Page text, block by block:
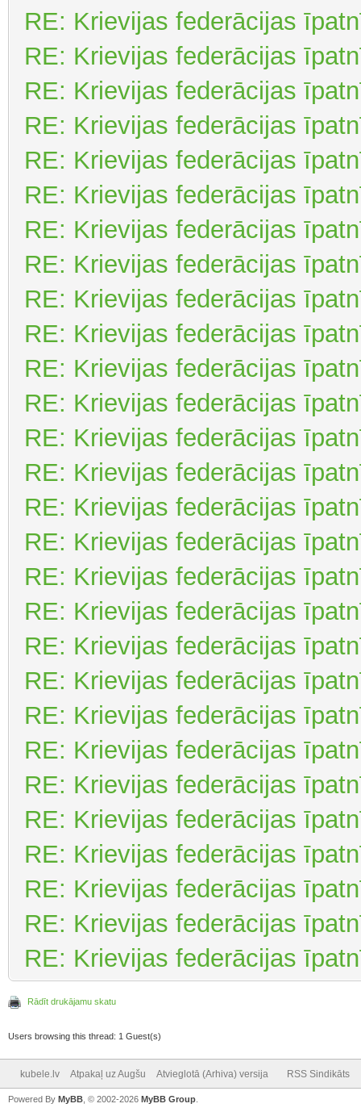
RE: Krievijas federācijas
RE: Krievijas federācijas
RE: Krievijas federācijas
RE: Krievijas federācijas
RE: Krievijas federācijas
RE: Krievijas federācijas
RE: Krievijas federācijas
RE: Krievijas federācijas
RE: Krievijas federācijas
RE: Krievijas federācijas
RE: Krievijas federācijas
RE: Krievijas federācijas
RE: Krievijas federācijas
RE: Krievijas federācijas
RE: Krievijas federācijas
RE: Krievijas federācijas
RE: Krievijas federācijas
RE: Krievijas federācijas
RE: Krievijas federācijas
RE: Krievijas federācijas
RE: Krievijas federācijas
RE: Krievijas federācijas
RE: Krievijas federācijas
RE: Krievijas federācijas
RE: Krievijas federācijas
RE: Krievijas federācijas
RE: Krievijas federācijas
RE: Krievijas federācijas
Rādīt drukājamu skatu
Users browsing this thread: 1 Guest(s)
kubele.lv Atpakaļ uz Augšu Atvieglotā (Arhiva) versija RSS Sindikāts
Powered By MyBB , © 2002-2026 MyBB Group